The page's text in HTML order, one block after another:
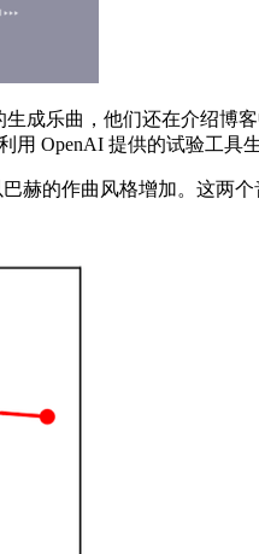
乐曲，他们还在介绍博
OpenAI 提供的试验工具
的作曲风格增加。这两